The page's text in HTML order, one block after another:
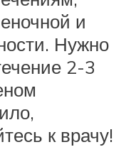
и
Нужно
2-3
к врачу!